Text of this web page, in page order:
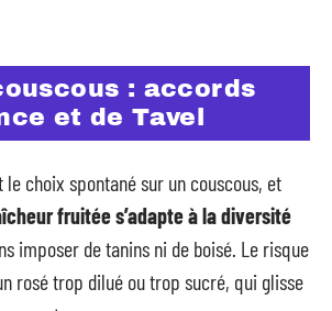
: accords
et de Tavel
le choix spontané sur un couscous, et
fruitée s’adapte à la diversité
imposer de tanins ni de boisé. Le risque
rosé trop dilué ou trop sucré, qui glisse